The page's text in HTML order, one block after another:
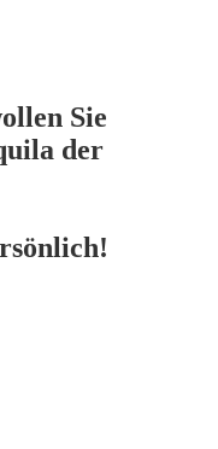
Sie
der